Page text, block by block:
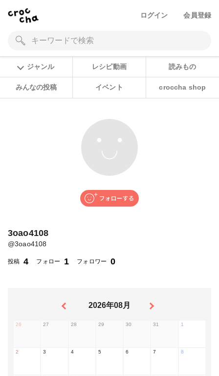
ログイン 会員登録
ジャンル レシピ動画 読みもの
みんなの投稿 イベント croccha shop
3oao4108
@3oao4108
投稿 4 フォロー 1 フォロワー 0
2026年08月
26 27 28 29 30 31 1
2 3 4 5 6 7 8